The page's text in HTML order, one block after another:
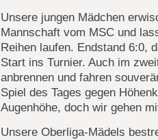
Unsere jungen Mädchen
Mannschaft vom MSC und
Reihen laufen. Endstand 6:0,
Start ins Turnier. Auch im
anbrennen und fahren
Spiel des Tages gegen
Augenhöhe, doch wir gehen
Unsere Oberliga-Mädels